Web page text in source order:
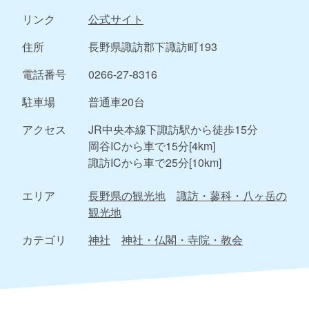
リンク
公式サイト
住所
長野県諏訪郡下諏訪町193
電話番号
0266-27-8316
駐車場
普通車20台
アクセス
JR中央本線下諏訪駅から徒歩15分
岡谷ICから車で15分[4km]
諏訪ICから車で25分[10km]
エリア 長野県の観光地
諏訪・蓼科・八ヶ岳の
観光地
カテゴリ
神社 神社・仏閣・寺院・教会